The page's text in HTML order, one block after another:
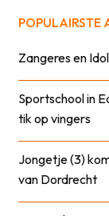
POPULAIRSTE
Zangeres en
Sportschool in
tik op vingers
Jongetje (3)
van Dordrecht